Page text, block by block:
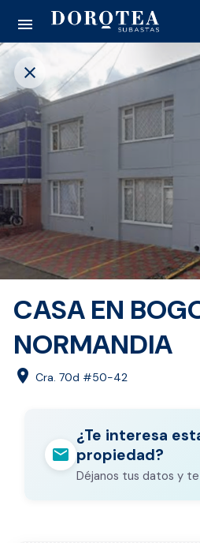
menu
close
CASA EN
NORMANDIA
location_on Cra. 70d #50-42
mail
¿Te interesa
propiedad?
Déjanos tus datos y